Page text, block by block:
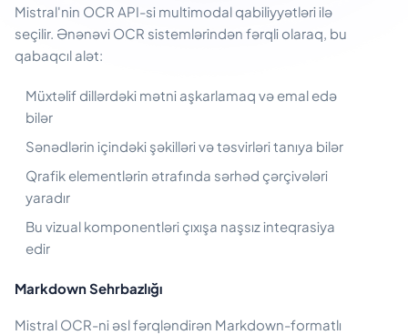
Mistral'nin OCR API-si multimodal qabiliyyətləri ilə
seçilir. Ənənəvi OCR sistemlərindən fərqli olaraq, bu
qabaqcıl alət:
Müxtəlif dillərdəki mətni aşkarlamaq və emal edə
bilər
Sənədlərin içindəki şəkilləri və təsvirləri tanıya bilər
Qrafik elementlərin ətrafında sərhəd çərçivələri
yaradır
Bu vizual komponentləri çıxışa naşsız inteqrasiya
edir
Markdown Sehrbazlığı
Mistral OCR-ni əsl fərqləndirən Markdown-formatlı